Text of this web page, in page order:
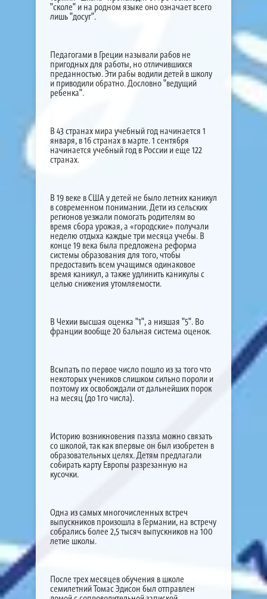
"сколе" и на родном языке оно означает всего
лишь "досуг".
Педагогами в Греции называли рабов не
пригодных для работы, но отличившихся
преданностью. Эти рабы водили детей в школу
и приводили обратно. Дословно "ведущий
ребенка".
В 43 странах мира учебный год начинается 1
января, в 16 странах в марте. 1 сентября
начинается учебный год в России и еще 122
странах.
В 19 веке в США у детей не было летних каникул
в современном понимании. Дети из сельских
регионов уезжали помогать родителям во
время сбора урожая, а «городские» получали
неделю отдыха каждые три месяца учебы. В
конце 19 века была предложена реформа
системы образования для того, чтобы
предоставить всем учащимся одинаковое
время каникул, а также удлинить каникулы с
целью снижения утомляемости.
В Чехии высшая оценка "1", а низшая "5". Во
франции вообще 20 бальная система оценок.
Всыпать по первое число пошло из за того что
некоторых учеников слишком сильно пороли и
поэтому их освобождали от дальнейших порок
на месяц (до 1го числа).
Историю возникновения паззла можно связать
со школой, так как впервые он был изобретен в
образовательных целях. Детям предлагали
собирать карту Европы разрезанную на
кусочки.
Одна из самых многочисленных встреч
выпускников произошла в Германии, на встречу
собрались более 2,5 тысяч выпускников на 100
летие школы.
После трех месяцев обучения в школе
семилетний Томас Эдисон был отправлен